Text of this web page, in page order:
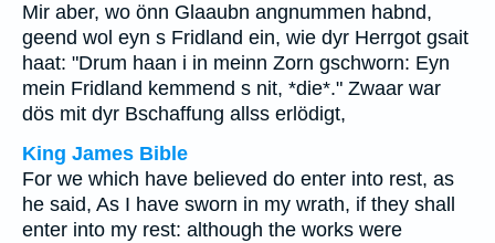
Mir aber, wo önn Glaaubn angnummen habnd,
geend wol eyn s Fridland ein, wie dyr Herrgot gsait
haat: "Drum haan i in meinn Zorn gschworn: Eyn
mein Fridland kemmend s nit, *die*." Zwaar war
dös mit dyr Bschaffung allss erlödigt,
King James Bible
For we which have believed do enter into rest, as
he said, As I have sworn in my wrath, if they shall
enter into my rest: although the works were